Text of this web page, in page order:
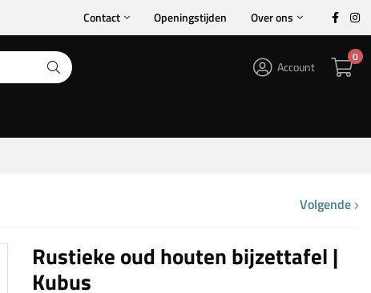
Contact Openingstijden Over ons
0
Account
Volgende
Rustieke oud houten bijzettafel |
Kubus